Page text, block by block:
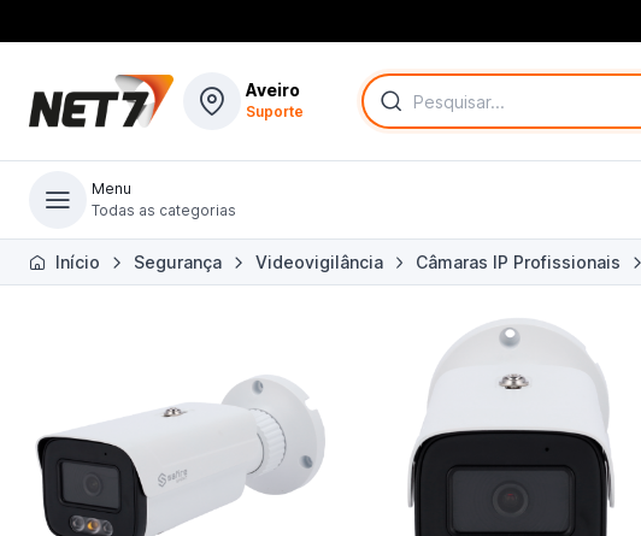
Aveiro
Suporte
Menu
Todas as categorias
Todas as categorias
Início Segurança Videovigilância Câmaras IP Profissionais